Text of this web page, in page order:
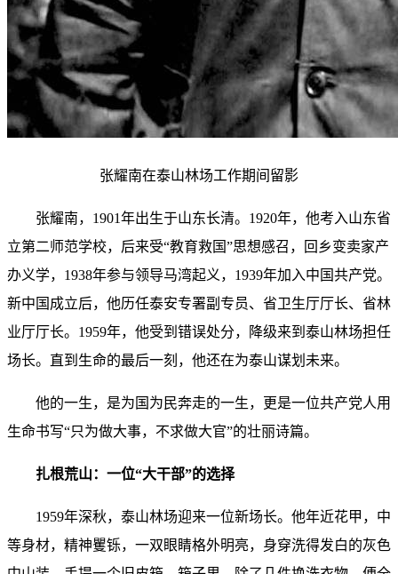
张耀南在泰山林场工作期间留影
张耀南，1901年出生于山东长清。1920年，他考入山东省
立第二师范学校，后来受“教育救国”思想感召，回乡变卖家产
办义学，1938年参与领导马湾起义，1939年加入中国共产党。
新中国成立后，他历任泰安专署副专员、省卫生厅厅长、省林
业厅厅长。1959年，他受到错误处分，降级来到泰山林场担任
场长。直到生命的最后一刻，他还在为泰山谋划未来。
他的一生，是为国为民奔走的一生，更是一位共产党人用
生命书写“只为做大事，不求做大官”的壮丽诗篇。
扎根荒山：一位“大干部”的选择
1959年深秋，泰山林场迎来一位新场长。他年近花甲，中
等身材，精神矍铄，一双眼睛格外明亮，身穿洗得发白的灰色